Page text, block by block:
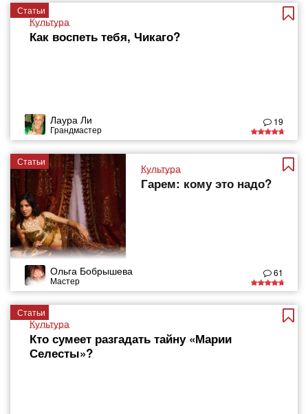
Статьи
Культура
Как воспеть тебя, Чикаго?
Лаура Ли
Грандмастер
19
Статьи
Культура
Гарем: кому это надо?
Ольга Бобрышева
Мастер
61
Статьи
Культура
Кто сумеет разгадать тайну «Марии
Селесты»?